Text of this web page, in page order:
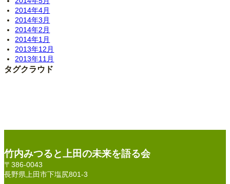
2014年4月
2014年3月
2014年2月
2014年1月
2013年12月
2013年11月
タグクラウド
竹内みつると上田の未来を語る会
〒386-0043
長野県上田市下塩尻801-3